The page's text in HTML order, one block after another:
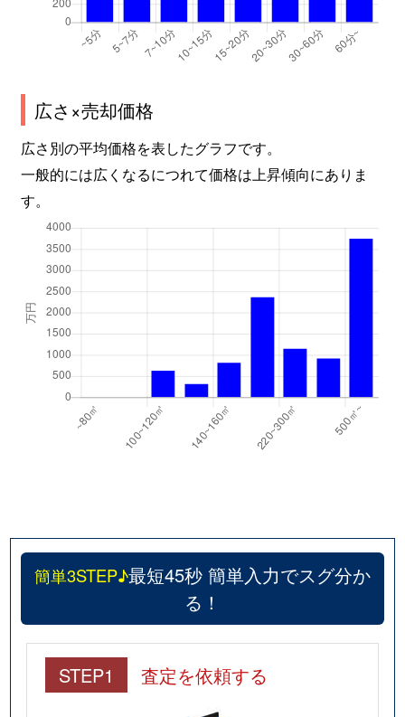
広さ×売却価格
広さ別の平均価格を表したグラフです。
一般的には広くなるにつれて価格は上昇傾向にありま
す。
簡単3STEP♪最短45秒 簡単入力でスグ分か
る！
STEP1 査定を依頼する